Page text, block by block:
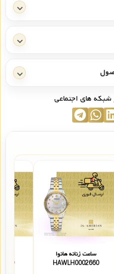
های اجتماعی
ساعت زنانه هانوا
HAWLH0002660